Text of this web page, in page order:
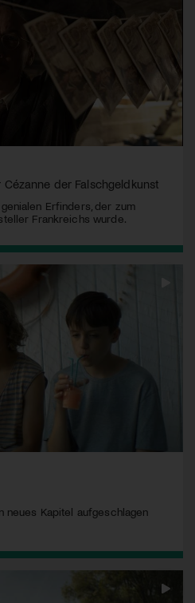
Cézanne der Falschgeldkunst
Erfinders, der zum
Frankreichs wurde.
neues Kapitel aufgeschlagen